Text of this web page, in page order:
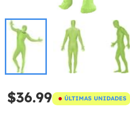
$36.99 ÚLTIMAS UNIDADES